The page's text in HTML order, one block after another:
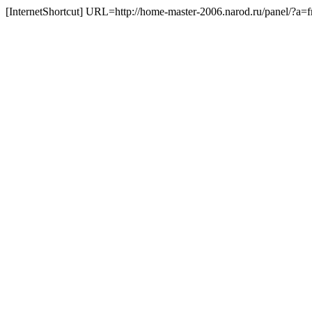
[InternetShortcut] URL=http://home-master-2006.narod.ru/panel/